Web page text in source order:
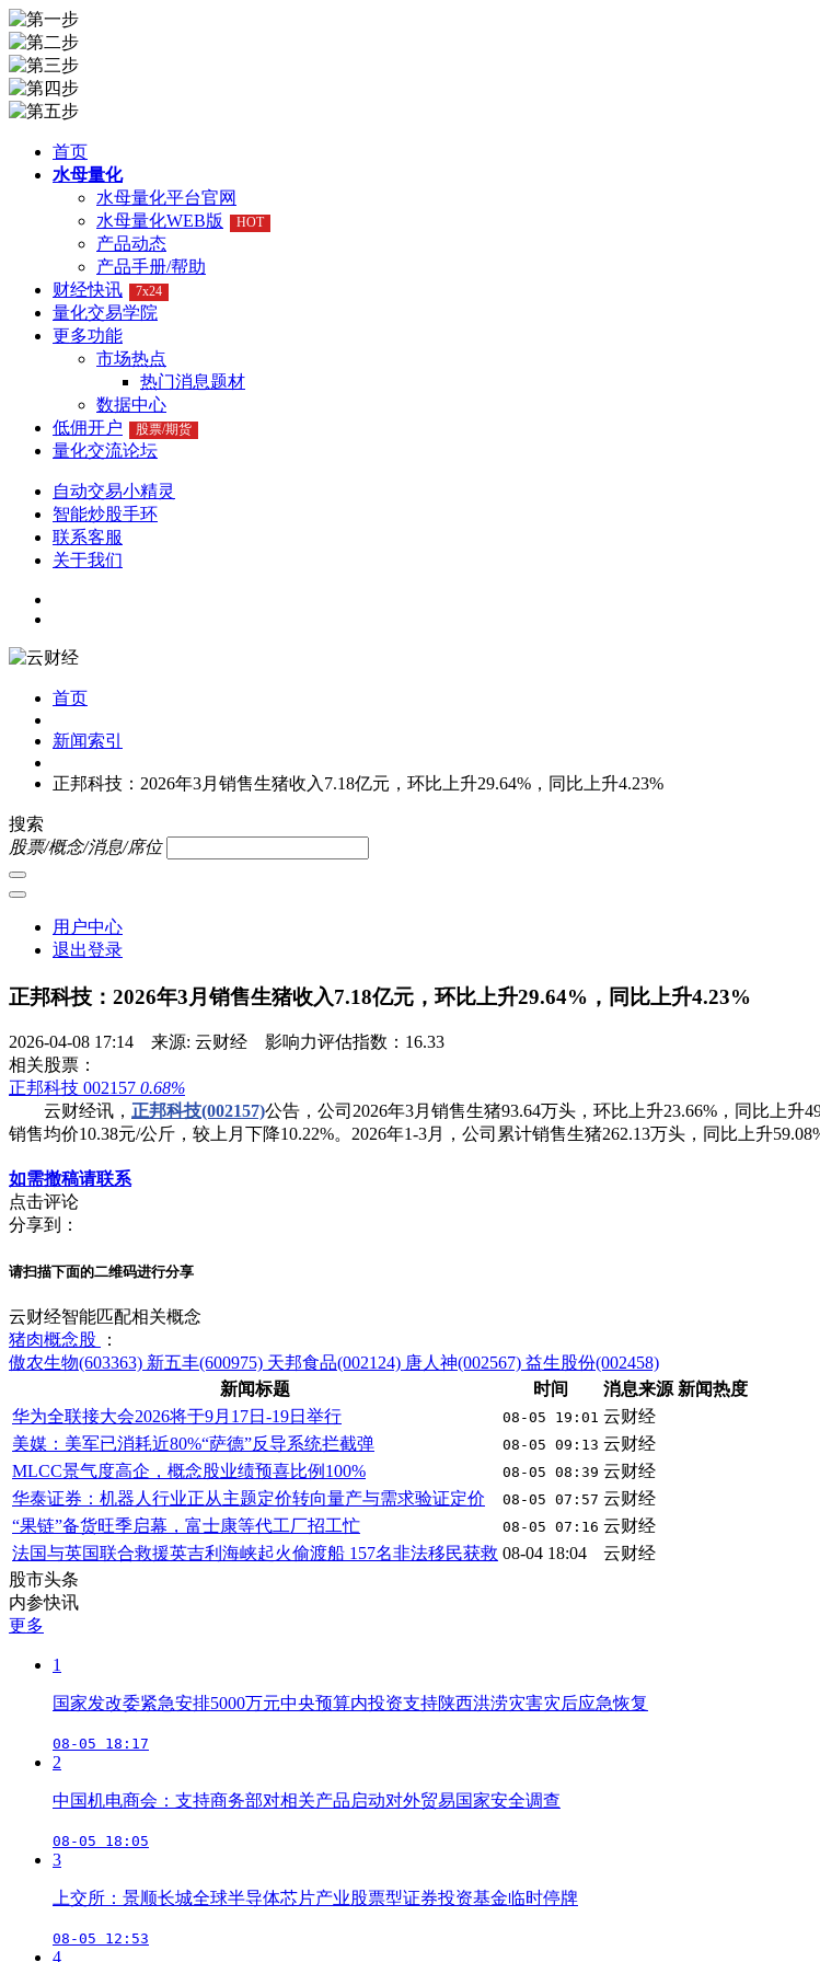
首页
水母量化
水母量化平台官网
水母量化WEB版
HOT
产品动态
产品手册/帮助
财经快讯
7x24
量化交易学院
更多功能
市场热点
热门消息题材
数据中心
低佣开户
股票/期货
量化交流论坛
自动交易小精灵
智能炒股手环
联系客服
关于我们
首页
新闻索引
正邦科技：2026年3月销售生猪收入7.18亿元，环比上升29.64%，同比上升4.23%
搜索
股票/概念/消息/席位
用户中心
退出登录
正邦科技：2026年3月销售生猪收入7.18亿元，环比上升29.64%，同比上升4.23%
2026-04-08 17:14 来源: 云财经 影响力评估指数：16.33
相关股票：
正邦科技 002157 0.68%
云财经讯， 正邦科技(002157)公告，公司2026年3月销售生猪93.64万头，环比上升23.66%，同比上升
销售均价10.38元/公斤，较上月下降10.22%。2026年1-3月，公司累计销售生猪262.13万头，同比上升
如需撤稿请联系
点击评论
分享到：
请扫描下面的二维码进行分享
云财经智能匹配相关概念
猪肉概念股
：
傲农生物(603363) 新五丰(600975) 天邦食品(002124) 唐人神(002567) 益生股份(002458)
新闻标题
时间 消息来源 新闻热度
华为全联接大会2026将于9月17日-19日举行
08-05 19:01 云财经
美媒：美军已消耗近80%“萨德”反导系统拦截弹
08-05 09:13 云财经
MLCC景气度高企，概念股业绩预喜比例100%
08-05 08:39 云财经
华泰证券：机器人行业正从主题定价转向量产与需求验证定价
08-05 07:57 云财经
“果链”备货旺季启幕，富士康等代工厂招工忙
08-05 07:16 云财经
法国与英国联合救援英吉利海峡起火偷渡船 157名非法移民获救 08-04 18:04
云财经
股市头条
内参快讯
更多
1
国家发改委紧急安排5000万元中央预算内投资支持陕西洪涝灾害灾后应急恢复
08-05 18:17
2
中国机电商会：支持商务部对相关产品启动对外贸易国家安全调查
08-05 18:05
3
上交所：景顺长城全球半导体芯片产业股票型证券投资基金临时停牌
08-05 12:53
4